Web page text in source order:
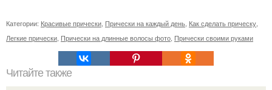
Категории: Красивые прически Прически на каждый день Как сделать прическу
Легкие прически Прически на длинные волосы фото Прически своими руками
Читайте также